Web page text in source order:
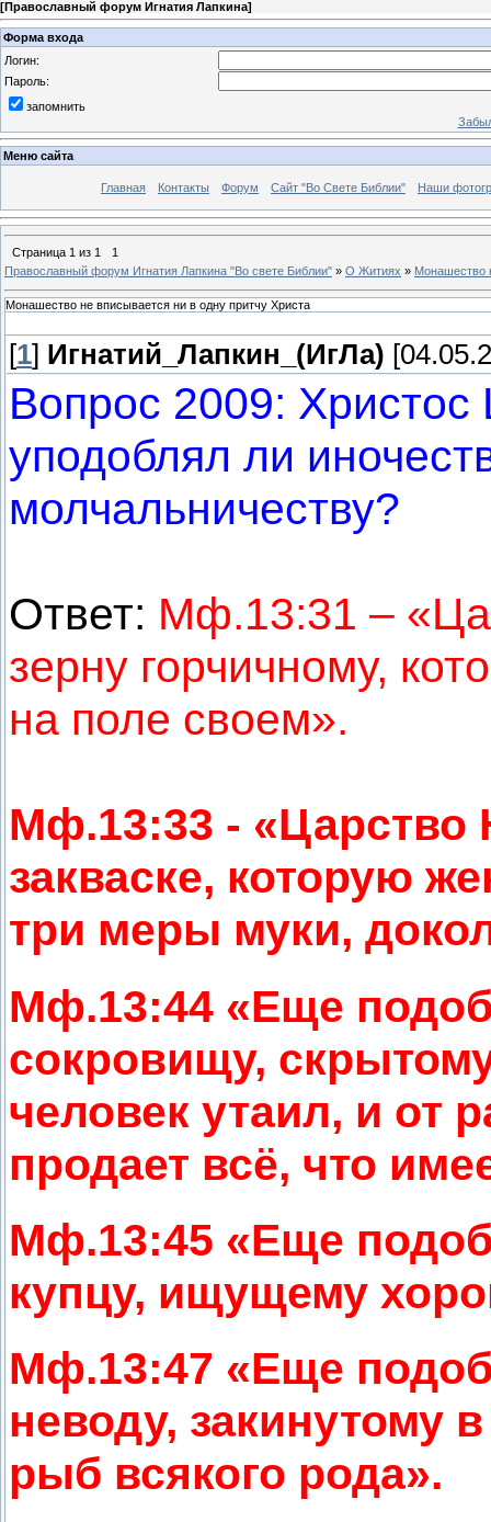
[Православный форум Игнатия Лапкина]
Форма входа
Логин:
Пароль:
запомнить
Меню сайта
Главная Контакты Форум Сайт "Во Свете Библии" Наши
Страница 1 из 1
1
Православный форум Игнатия Лапкина "Во свете Библии" » О Житиях » Монашество
Монашество не вписывается ни в одну притчу Христа
[1] Игнатий_Лапкин_(ИгЛа)
Вопрос 2009:
уподоблял ли
молчальничеству?
Ответ: Мф.13:31 –
зерну горчичному,
на поле своем».
Мф.13:33 - «Царство
закваске, которую
три меры муки,
Мф.13:44 «Еще
сокровищу,
человек утаил, и от
продает всё, что
Мф.13:45 «Еще
купцу, ищущему
Мф.13:47 «Еще
неводу, закинутому
рыб всякого рода».